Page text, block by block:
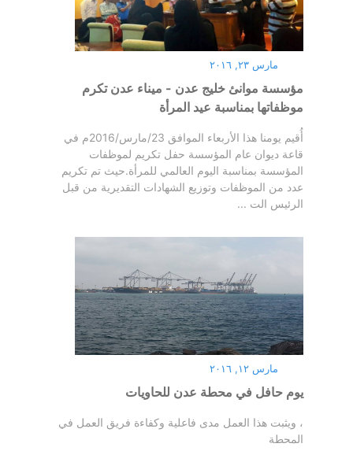
مارس ٢٣, ٢٠١٦
مؤسسة موانئ خليج عدن - ميناء عدن تكرم
موظفاتها بمناسبة عيد المرأة
أُقيم يومنا هذا الأربعاء الموافق 23/مارس/2016م في
قاعة ديوان عام المؤسسة حفل تكريم لموظفات
المؤسسة بمناسبة اليوم العالمي للمرأة.حيث تم تكريم
عدد من الموظفات وتوزيع الشهادات التقديرية من قبل
الرئيس الت ...
مارس ١٢, ٢٠١٦
يوم حافل في محطة عدن للحاويات
، ويثبت هذا العمل مدى فاعلية وكفاءة فريق العمل في
المحطة